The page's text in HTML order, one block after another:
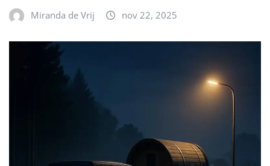
Miranda de Vrij nov 22, 2025